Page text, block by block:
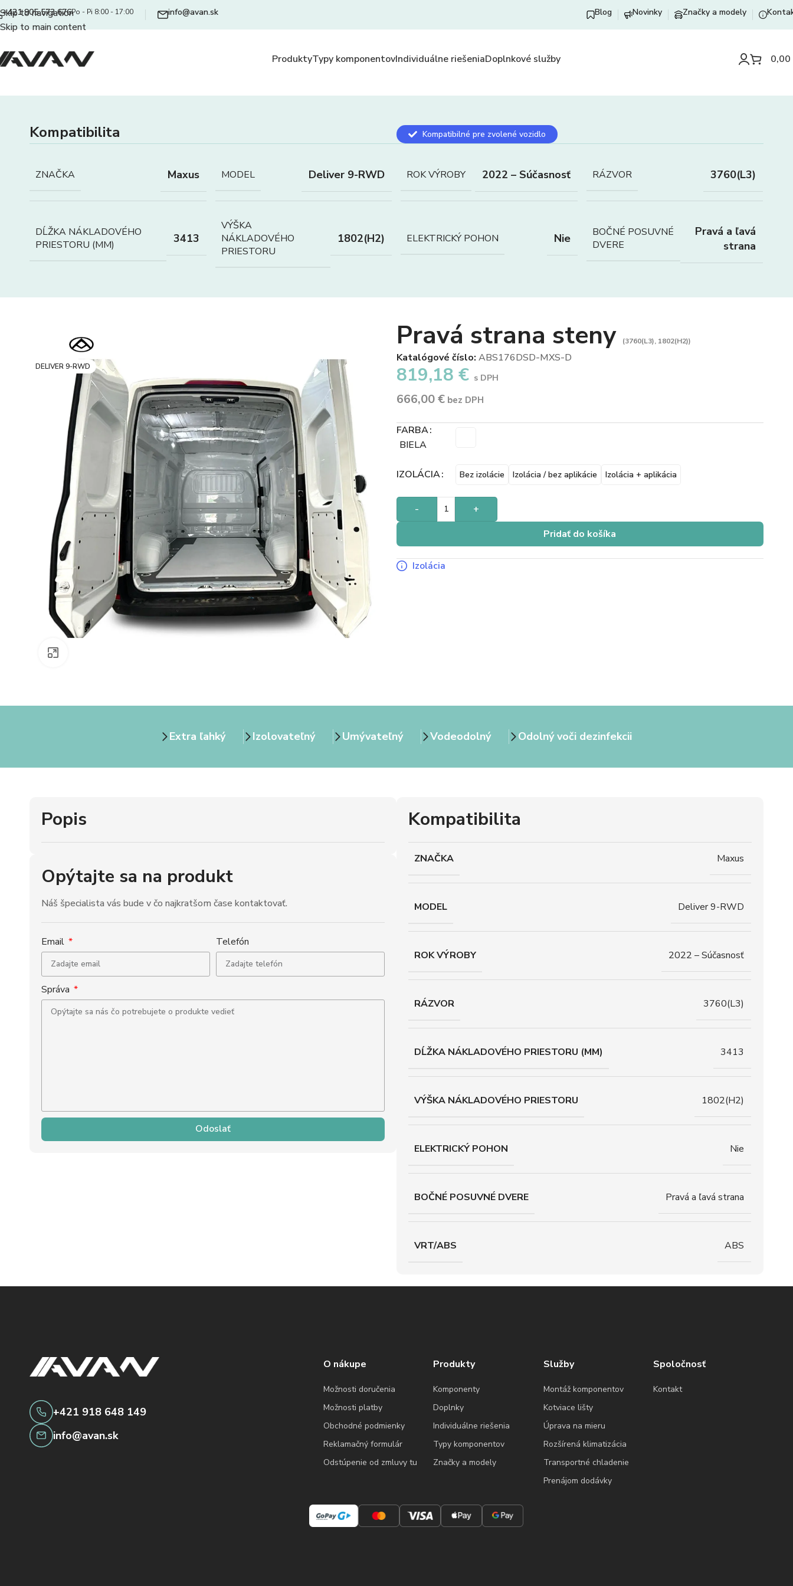
Skip to navigation
Skip to main content
+421 905 573 676Po - Pi 8:00 - 17:00 info@avan.sk Blog Novinky Značky a modely
ProduktyTypy komponentovIndividuálne riešeniaDoplnkové služby 0,00
Kompatibilita Kompatibilné pre zvolené vozidlo
ZNAČKA Maxus MODEL Deliver 9-RWD ROK VÝROBY 2022 – Súčasnosť RÁZVOR 3760(L3)
DĹŽKA NÁKLADOVÉHO
PRIESTORU (MM)
3413
VÝŠKA
NÁKLADOVÉHO
PRIESTORU
1802(H2) ELEKTRICKÝ POHON Nie
BOČNÉ POSUVNÉ
DVERE
Pravá a ľavá
strana
DELIVER 9-RWD
Pravá strana steny (3760(L3), 1802(H2))
Katalógové číslo: ABS176DSD-MXS-D
819,18 € s DPH
666,00€bez DPH
FARBA
BIELA
IZOLÁCIA Bez izolácie Izolácia / bez aplikácie Izolácia + aplikácia
-
+
Pridať do košíka
Izolácia
Extra ľahký Izolovateľný Umývateľný Vodeodolný Odolný voči dezinfekcii
Popis
Opýtajte sa na produkt
Náš špecialista vás bude v čo najkratšom čase kontaktovať.
Email Telefón
Správa
Odoslať
Kompatibilita
ZNAČKA Maxus
MODEL Deliver 9-RWD
ROK VÝROBY 2022 – Súčasnosť
RÁZVOR 3760(L3)
DĹŽKA NÁKLADOVÉHO PRIESTORU (MM) 3413
VÝŠKA NÁKLADOVÉHO PRIESTORU 1802(H2)
ELEKTRICKÝ POHON Nie
BOČNÉ POSUVNÉ DVERE Pravá a ľavá strana
VRT/ABS ABS
+421 918 648 149
info@avan.sk
O nákupe
Možnosti doručenia
Možnosti platby
Obchodné podmienky
Reklamačný formulár
Odstúpenie od zmluvy tu
Produkty
Komponenty
Doplnky
Individuálne riešenia
Typy komponentov
Značky a modely
Služby
Montáž komponentov
Kotviace lišty
Úprava na mieru
Rozšírená klimatizácia
Transportné chladenie
Prenájom dodávky
Spoločnosť
Kontakt